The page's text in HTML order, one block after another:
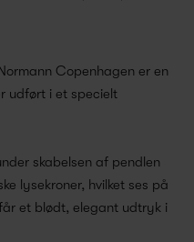
Copenhagen er en
udført i et specielt
skabelsen af pendlen
lysekroner, hvilket ses på
et blødt, elegant udtryk i